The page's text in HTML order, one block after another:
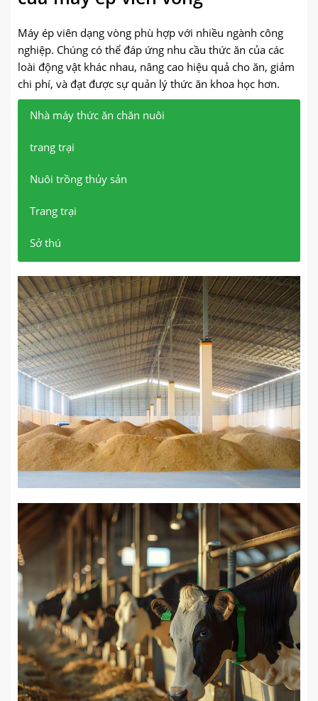
Máy ép viên dạng vòng phù hợp với nhiều ngành công
nghiệp. Chúng có thể đáp ứng nhu cầu thức ăn của các
loài động vật khác nhau, nâng cao hiệu quả cho ăn, giảm
chi phí, và đạt được sự quản lý thức ăn khoa học hơn.
Nhà máy thức ăn chăn nuôi
trang trại
Nuôi trồng thủy sản
Trang trại
Sở thú
khả năng cạnh tranh trên thị trường.
và tiết kiệm chi phí thức ăn.
cải thiện việc sử dụng thức ăn.
như gia súc, con cừu, và ngựa để thúc đẩy tăng
trưởng khỏe mạnh.
dinh dưỡng của nhiều loại động vật hoang dã.